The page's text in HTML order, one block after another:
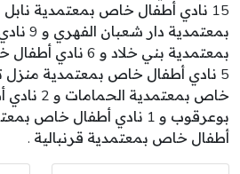
بمعتمدية بني خلاد
خاص
أطفال خاص بمعتمدية قرنبالية .